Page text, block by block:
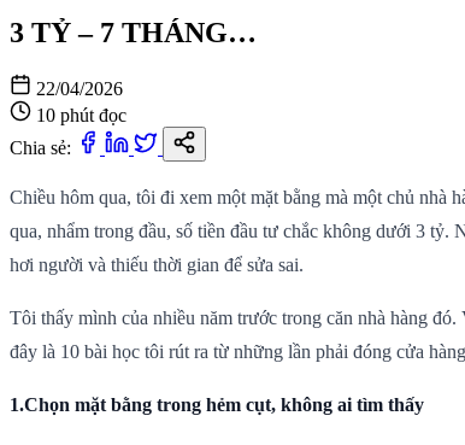
3 TỶ – 7 THÁNG…
22/04/2026
10 phút đọc
Chia sẻ:
Chiều hôm qua, tôi đi xem một mặt bằng mà một chủ nhà
qua, nhẩm trong đầu, số tiền đầu tư chắc không dưới 3
hơi người và thiếu thời gian để sửa sai.
Tôi thấy mình của nhiều năm trước trong căn nhà hàng
đây là 10 bài học tôi rút ra từ những lần phải đóng cửa
1.Chọn mặt bằng trong hẻm cụt, không ai tìm thấy